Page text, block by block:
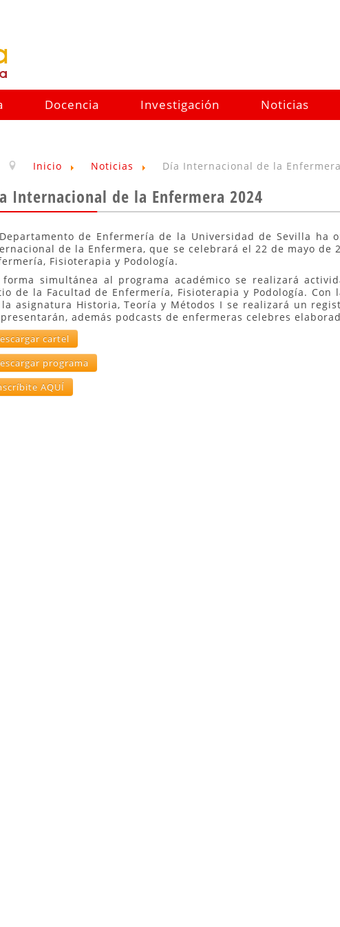
Docencia Investigación Noticias
Inicio Noticias Día Internacional de la
Internacional de la Enfermera 2024
de Enfermería de la Universidad de Sevilla ha
de la Enfermera, que se celebrará el 22 de mayo de
Fisioterapia y Podología.
forma simultánea al programa académico se realizará
de la Facultad de Enfermería, Fisioterapia y Podología.
asignatura Historia, Teoría y Métodos I se realizará un
presentarán, además podcasts de enfermeras celebres
cartel
programa
AQUÍ